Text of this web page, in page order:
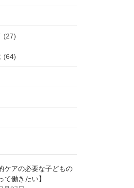
(27)
(64)
ケアの必要な子どもの
て働きたい】